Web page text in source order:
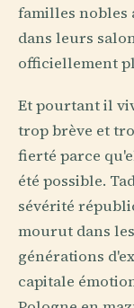
familles nobles
dans leurs
officiellement
Et pourtant il
trop brève et
fierté parce
été possible.
sévérité
mourut dans
générations
capitale